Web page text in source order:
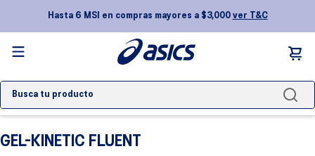
Hasta 6 MSI en compras mayores a $3,000 ver T&C
Busca tu producto
GEL-KINETIC FLUENT
1.
novablast 5